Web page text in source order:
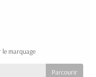
le marquage